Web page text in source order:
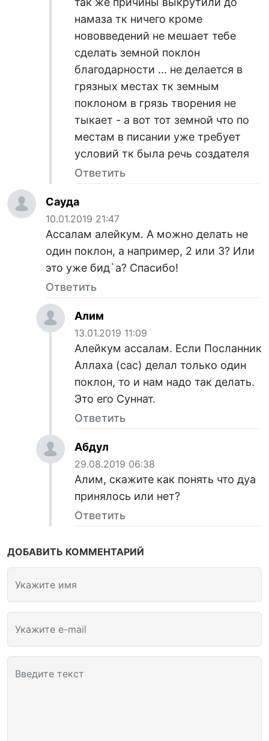
намаза тк ничего кроме
нововведений не мешает тебе
сделать земной поклон
благодарности ... не делается в
грязных местах тк земным
поклоном в грязь творения не
тыкает - а вот тот земной что по
местам в писании уже требует
условий тк была речь создателя
Ответить
Сауда
10.01.2019 21:47
Ассалам алейкум. А можно делать не
один поклон, а например, 2 или 3? Или
это уже бид`а? Спасибо!
Ответить
Алим
13.01.2019 11:09
Алейкум ассалам. Если Посланник
Аллаха (сас) делал только один
поклон, то и нам надо так делать.
Это его Суннат.
Ответить
Абдул
29.08.2019 06:38
Алим, скажите как понять что дуа
принялось или нет?
Ответить
ДОБАВИТЬ КОММЕНТАРИЙ
Укажите имя
Укажите e-mail
Введите текст